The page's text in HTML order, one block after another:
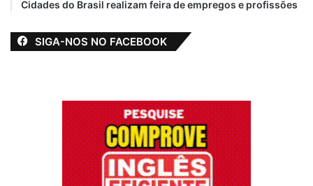
Cidades do Brasil realizam feira de empregos e profissões
SIGA-NOS NO FACEBOOK